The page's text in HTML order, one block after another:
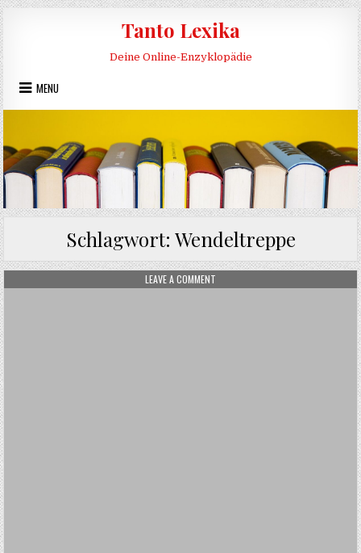
Skip to content
Tanto Lexika
Deine Online-Enzyklopädie
MENU
Schlagwort: Wendeltreppe
LEAVE A COMMENT